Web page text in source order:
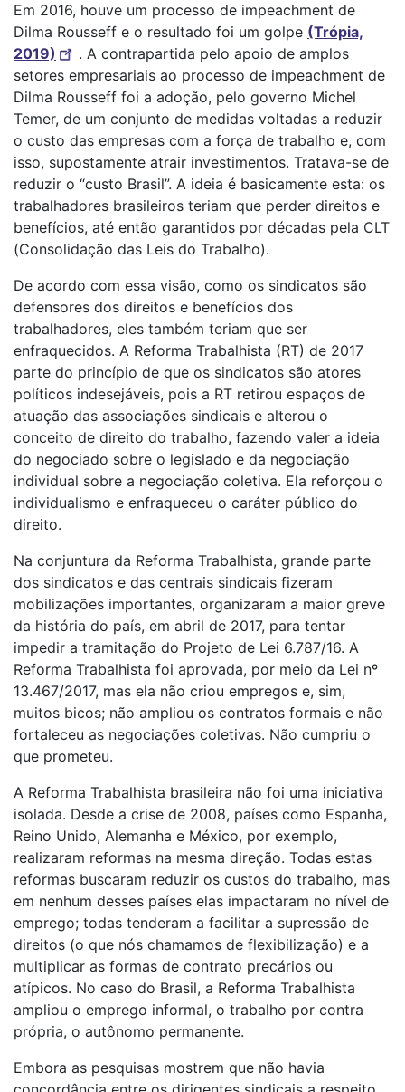
Em 2016, houve um processo de impeachment de
Dilma Rousseff e o resultado foi um golpe (Trópia,
2019)
. A contrapartida pelo apoio de amplos
setores empresariais ao processo de impeachment de
Dilma Rousseff foi a adoção, pelo governo Michel
Temer, de um conjunto de medidas voltadas a reduzir
o custo das empresas com a força de trabalho e, com
isso, supostamente atrair investimentos. Tratava-se de
reduzir o “custo Brasil”. A ideia é basicamente esta: os
trabalhadores brasileiros teriam que perder direitos e
benefícios, até então garantidos por décadas pela CLT
(Consolidação das Leis do Trabalho).
De acordo com essa visão, como os sindicatos são
defensores dos direitos e benefícios dos
trabalhadores, eles também teriam que ser
enfraquecidos. A Reforma Trabalhista (RT) de 2017
parte do princípio de que os sindicatos são atores
políticos indesejáveis, pois a RT retirou espaços de
atuação das associações sindicais e alterou o
conceito de direito do trabalho, fazendo valer a ideia
do negociado sobre o legislado e da negociação
individual sobre a negociação coletiva. Ela reforçou o
individualismo e enfraqueceu o caráter público do
direito.
Na conjuntura da Reforma Trabalhista, grande parte
dos sindicatos e das centrais sindicais fizeram
mobilizações importantes, organizaram a maior greve
da história do país, em abril de 2017, para tentar
impedir a tramitação do Projeto de Lei 6.787/16. A
Reforma Trabalhista foi aprovada, por meio da Lei nº
13.467/2017, mas ela não criou empregos e, sim,
muitos bicos; não ampliou os contratos formais e não
fortaleceu as negociações coletivas. Não cumpriu o
que prometeu.
A Reforma Trabalhista brasileira não foi uma iniciativa
isolada. Desde a crise de 2008, países como Espanha,
Reino Unido, Alemanha e México, por exemplo,
realizaram reformas na mesma direção. Todas estas
reformas buscaram reduzir os custos do trabalho, mas
em nenhum desses países elas impactaram no nível de
emprego; todas tenderam a facilitar a supressão de
direitos (o que nós chamamos de flexibilização) e a
multiplicar as formas de contrato precários ou
atípicos. No caso do Brasil, a Reforma Trabalhista
ampliou o emprego informal, o trabalho por contra
própria, o autônomo permanente.
Embora as pesquisas mostrem que não havia